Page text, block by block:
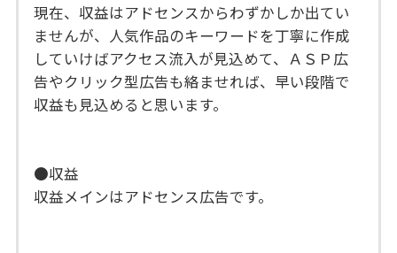
現在、収益はアドセンスからわずかしか出てい
ませんが、人気作品のキーワードを丁寧に作成
していけばアクセス流入が見込めて、ＡＳＰ広
告やクリック型広告も絡ませれば、早い段階で
収益も見込めると思います。
●収益
収益メインはアドセンス広告です。